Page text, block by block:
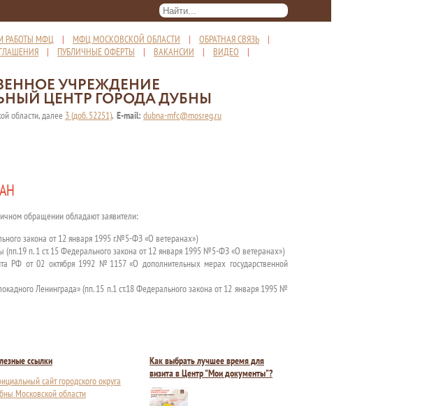
РАБОТЫ МФЦ | МФЦ МОСКОВСКОЙ ОБЛАСТИ | ОБРАТНАЯ СВЯЗЬ |
| ПУБЛИЧНЫЕ ОФЕРТЫ | ВАКАНСИИ | ВИДЕО |
УЧРЕЖДЕНИЕ
ЦЕНТР ГОРОДА ДУБНЫ
области, далее 3 (доб. 52251), E-mail: dubna-mfc@mosreg.ru
обращении обладают заявители:
закона от 12 января 1995 г.№5-ФЗ «О ветеранах»)
(пп.19 п. 1 ст. 15 Федерального закона от 12 января 1995 №5-ФЗ «О ветеранах»)
РФ от 02 октября 1992 №1157 «О дополнительных мерах государственной
Ленинграда» (пп. 15 п.1 ст.18 Федерального закона от 12 января 1995 №
ссылки
сайт городского округа
Московской области
Как выбрать лучшее время для
визита в Центр "Мои документы"?